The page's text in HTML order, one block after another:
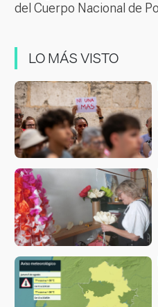
del Cuerpo Nacional de
LO MÁS VISTO